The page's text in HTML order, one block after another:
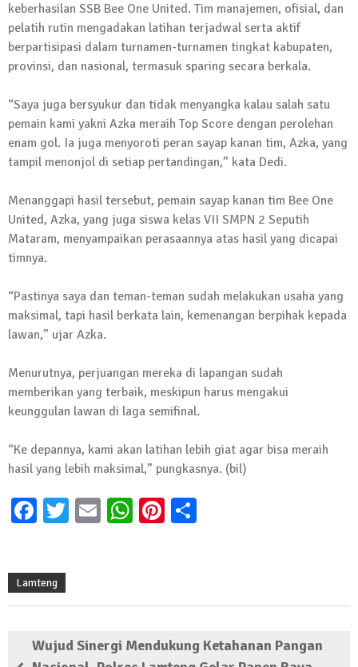
Melalui Dumas, Ketua SMSI Waykanan
Laporkan Kasus Pengeroyokan yang
Dialaminya ke Propam Polda Lampung
19 Maret 2024 | 16:01
Anggota MPR-RI I Komang Koheri
Kembali Laksanakan Sosialisasi 4 Pilar
Kebangsaan, Kali Ini Digelar di Tubaba
2 Februari 2024 | 11:48
keberhasilan SSB Bee One United. Tim manajemen, ofisial, dan
pelatih rutin mengadakan latihan terjadwal serta aktif
berpartisipasi dalam turnamen-turnamen tingkat kabupaten,
provinsi, dan nasional, termasuk sparing secara berkala.
“Saya juga bersyukur dan tidak menyangka kalau salah satu
pemain kami yakni Azka meraih Top Score dengan perolehan
enam gol. Ia juga menyoroti peran sayap kanan tim, Azka, yang
tampil menonjol di setiap pertandingan,” kata Dedi.
Menanggapi hasil tersebut, pemain sayap kanan tim Bee One
United, Azka, yang juga siswa kelas VII SMPN 2 Seputih
Mataram, menyampaikan perasaannya atas hasil yang dicapai
timnya.
“Pastinya saya dan teman-teman sudah melakukan usaha yang
maksimal, tapi hasil berkata lain, kemenangan berpihak kepada
lawan,” ujar Azka.
Menurutnya, perjuangan mereka di lapangan sudah
memberikan yang terbaik, meskipun harus mengakui
keunggulan lawan di laga semifinal.
“Ke depannya, kami akan latihan lebih giat agar bisa meraih
hasil yang lebih maksimal,” pungkasnya. (bil)
Facebook
Twitter
EmailWhatsApp
Pinterest
Lamteng
Wujud Sinergi Mendukung Ketahanan Pangan